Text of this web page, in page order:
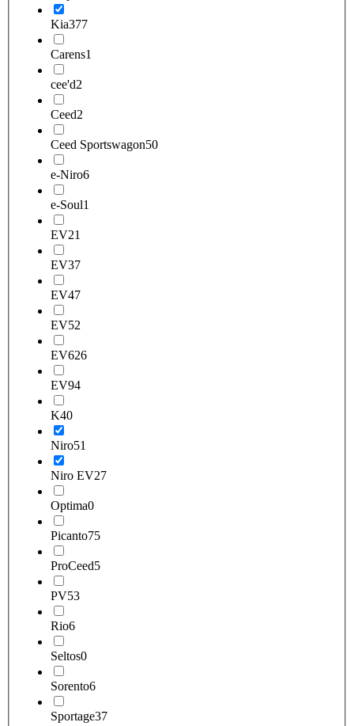
Kia377
Carens1
cee'd2
Ceed2
Ceed Sportswagon50
e-Niro6
e-Soul1
EV21
EV37
EV47
EV52
EV626
EV94
K40
Niro51
Niro EV27
Optima0
Picanto75
ProCeed5
PV53
Rio6
Seltos0
Sorento6
Sportage37